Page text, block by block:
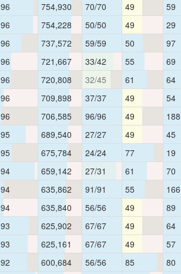
96 754,930 70/70 49 59
96 754,228 50/50 49 29
96 737,572 59/59 50 97
96 721,667 33/42 55 69
96 720,808 32/45 61 64
96 709,898 37/37 49 54
96 706,585 96/96 49 188
95 689,540 27/27 49 45
95 675,784 24/24 77 19
94 659,142 27/31 61 70
94 635,862 91/91 55 166
94 635,840 56/56 49 89
93 625,902 67/67 49 64
93 625,161 67/67 49 57
92 600,684 56/56 85 80